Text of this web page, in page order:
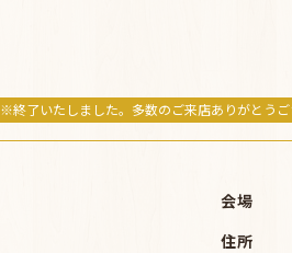
※終了いたしました。多数のご来店ありがとうご
会場
住所